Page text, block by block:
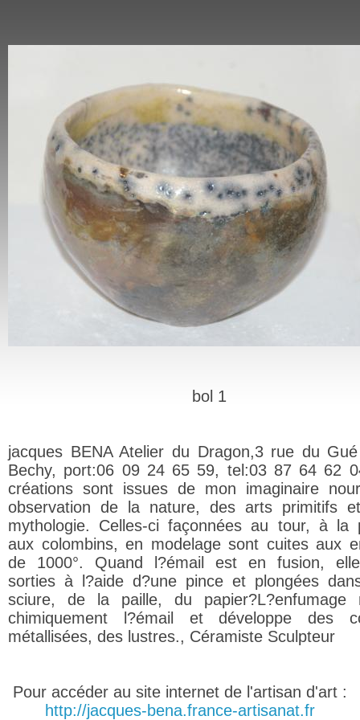
bol 1
jacques BENA Atelier du Dragon,3 rue du
Bechy, port:06 09 24 65 59, tel:03 87 64 62
créations sont issues de mon imaginaire
observation de la nature, des arts primitifs
mythologie. Celles-ci façonnées au tour, à la
aux colombins, en modelage sont cuites aux
de 1000°. Quand l?émail est en fusion,
sorties à l?aide d?une pince et plongées
sciure, de la paille, du papier?L?enfumage
chimiquement l?émail et développe des
métallisées, des lustres., Céramiste Sculpteur
Pour accéder au site internet de l'artisan d'art :
http://jacques-bena.france-artisanat.fr